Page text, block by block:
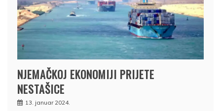
NJEMAČKOJ EKONOMIJI PRIJETE
NESTAŠICE
13. januar 2024.